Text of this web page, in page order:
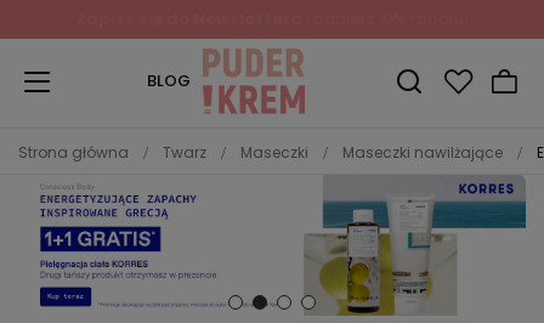
BLOG
Strona główna Twarz Maseczki Maseczki nawilżające